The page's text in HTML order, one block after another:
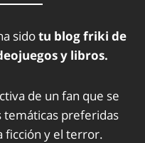
sidotu blog friki de
y libros.
de un fan que se
temáticas preferidas
ficción y el terror.